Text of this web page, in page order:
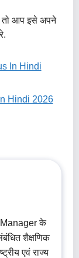
तो आप इसे अपने
In Hindi
Hindi 2026
Manager के
शैक्षणिक
एवं राज्य